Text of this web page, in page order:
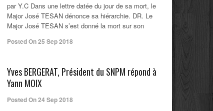
par Y.C Dans une lettre datée du jour de sa mort, le
Major José TESAN dénonce sa hiérarchie. DR. Le
Major José TESAN s’est donné la mort sur son
Posted On 25 Sep 2018
Yves BERGERAT, Président du SNPM répond à
Yann MOIX
Posted On 24 Sep 2018